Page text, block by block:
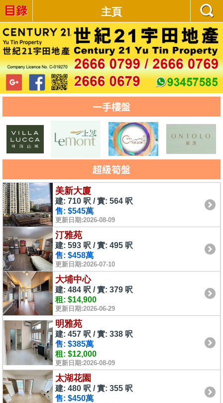
主頁
一手樓盤
超級筍盤
美新大廈
建: 710 呎 / 實: 564 呎
售: $545萬
更新日期:2026-08-09
汀雅苑
建: 593 呎 / 實: 495 呎
售: $458萬
更新日期:2026-07-10
大埔中心
建: 484 呎 / 實: 379 呎
租: $14,900
更新日期:2026-06-29
明雅苑
建: 457 呎 / 實: 338 呎
售: $385萬
租: $12,000
更新日期:2026-08-09
太湖花園
建: 480 呎 / 實: 355 呎
售: $450萬